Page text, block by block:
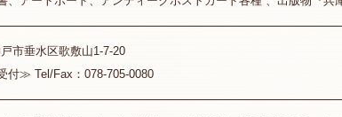
市垂水区歌敷山1-7-20
付≫ Tel/Fax：078-705-0080